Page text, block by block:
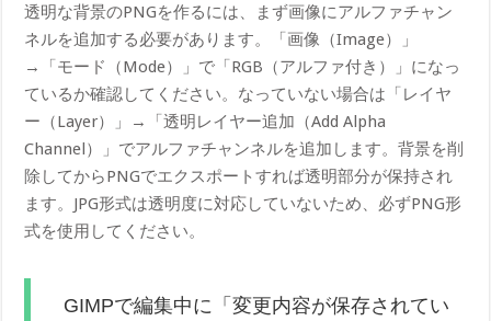
透明な背景のPNGを作るには、まず画像にアルファチャン
ネルを追加する必要があります。「画像（Image）」
→「モード（Mode）」で「RGB（アルファ付き）」になっ
ているか確認してください。なっていない場合は「レイヤ
ー（Layer）」→「透明レイヤー追加（Add Alpha
Channel）」でアルファチャンネルを追加します。背景を削
除してからPNGでエクスポートすれば透明部分が保持され
ます。JPG形式は透明度に対応していないため、必ずPNG形
式を使用してください。
GIMPで編集中に「変更内容が保存されてい